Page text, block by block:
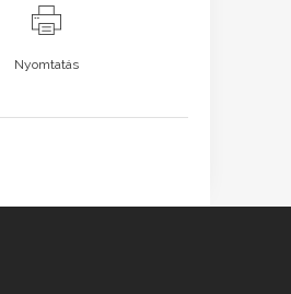
Nyomtatás